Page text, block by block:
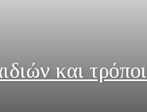
και τρόποι